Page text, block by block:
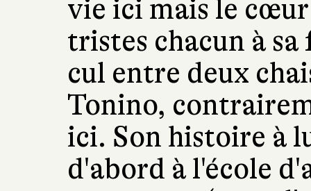
vie ici mais le
tristes chacun à
cul entre deux
Tonino,
ici. Son histoire à
d'abord à l'école